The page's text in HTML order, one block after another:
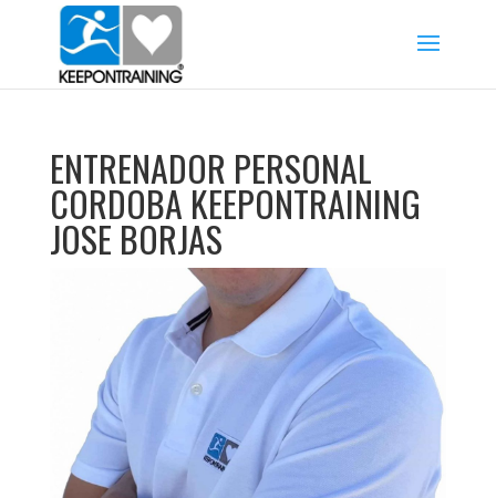
ENTRENADOR PERSONAL
CORDOBA KEEPONTRAINING
JOSE BORJAS